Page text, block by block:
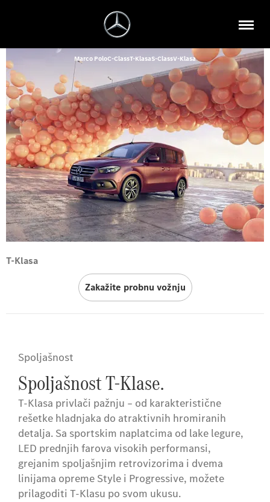
Marco PoloC-ClassT-KlasaS-ClassV-Klasa
T-Klasa
Zakažite probnu vožnju
Spoljašnost
Spoljašnost T-Klase.
T-Klasa privlači pažnju – od karakteristične
rešetke hladnjaka do atraktivnih hromiranih
detalja. Sa sportskim naplatcima od lake legure,
LED prednjih farova visokih performansi,
grejanim spoljašnjim retrovizorima i dvema
linijama opreme Style i Progressive, možete
prilagoditi T-Klasu po svom ukusu.